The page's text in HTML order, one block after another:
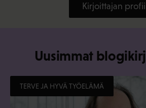
Kirjoittajan
Uusimmat
TERVE JA HYVÄ TYÖELÄMÄ